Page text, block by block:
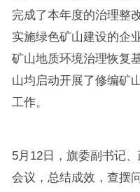
完成了本年度的治理整
实施绿色矿山建设的企
矿山地质环境治理恢复
山均启动开展了修编矿
工作。
5月12日，旗委副书记
会议，总结成效，查摆